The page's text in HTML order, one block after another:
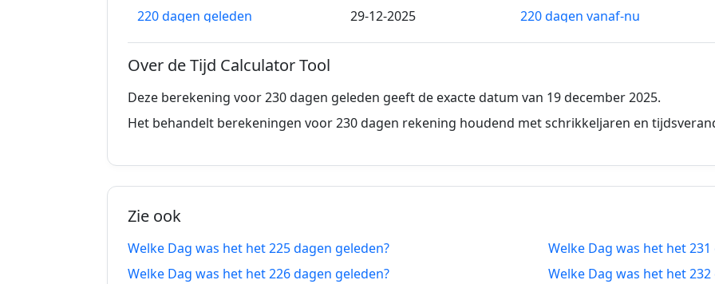
220 dagen geleden
29-12-2025
220 dagen vanaf-nu
223 dagen geleden
26-12-2025
223 dagen vanaf-nu
225 dagen geleden
24-12-2025
225 dagen vanaf-nu
226 dagen geleden
227 dagen geleden
227 dagen vanaf-nu
Over de Tijd Calculator Tool
Deze berekening voor 230 dagen geleden geeft de exacte datum van 19 december 2025.
Het behandelt berekeningen voor 230 dagen rekening houdend met schrikkeljaren en
Zie ook
Welke Dag was het het 225 dagen geleden?
Welke Dag was het het 226 dagen geleden?
Welke Dag was het het
Welke Dag was het het